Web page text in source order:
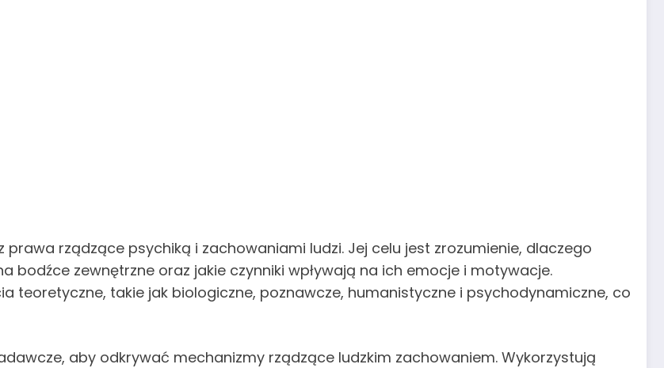
rządzące psychiką i zachowaniami ludzi. Jej celu jest zrozumienie, dlaczego
bodźce zewnętrzne oraz jakie czynniki wpływają na ich emocje i motywacje.
teoretyczne, takie jak biologiczne, poznawcze, humanistyczne i psychodynamiczne, co
aby odkrywać mechanizmy rządzące ludzkim zachowaniem. Wykorzystują